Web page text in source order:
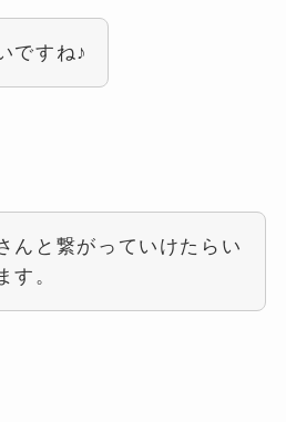
ですね♪
んと繋がっていけたらい
す。